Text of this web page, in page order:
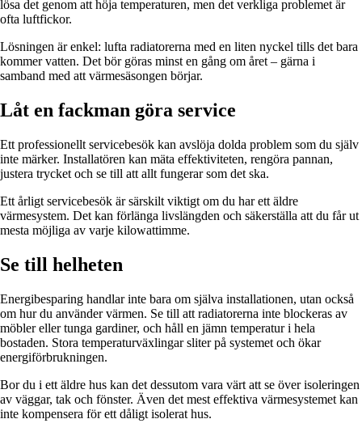
lösa det genom att höja temperaturen, men det verkliga problemet är
ofta luftfickor.
Lösningen är enkel: lufta radiatorerna med en liten nyckel tills det bara
kommer vatten. Det bör göras minst en gång om året – gärna i
samband med att värmesäsongen börjar.
Låt en fackman göra service
Ett professionellt servicebesök kan avslöja dolda problem som du själv
inte märker. Installatören kan mäta effektiviteten, rengöra pannan,
justera trycket och se till att allt fungerar som det ska.
Ett årligt servicebesök är särskilt viktigt om du har ett äldre
värmesystem. Det kan förlänga livslängden och säkerställa att du får ut
mesta möjliga av varje kilowattimme.
Se till helheten
Energibesparing handlar inte bara om själva installationen, utan också
om hur du använder värmen. Se till att radiatorerna inte blockeras av
möbler eller tunga gardiner, och håll en jämn temperatur i hela
bostaden. Stora temperaturväxlingar sliter på systemet och ökar
energiförbrukningen.
Bor du i ett äldre hus kan det dessutom vara värt att se över isoleringen
av väggar, tak och fönster. Även det mest effektiva värmesystemet kan
inte kompensera för ett dåligt isolerat hus.